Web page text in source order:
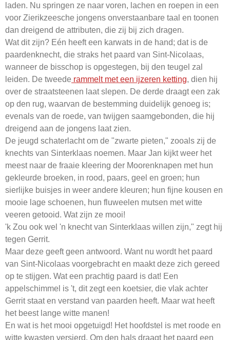
laden. Nu springen ze naar voren, lachen en roepen in een
voor Zierikzeesche jongens onverstaanbare taal en toonen
dan dreigend de attributen, die zij bij zich dragen.
Wat dit zijn? Eén heeft een karwats in de hand; dat is de
paardenknecht, die straks het paard van Sint-Nicolaas,
wanneer de bisschop is opgestegen, bij den teugel zal
leiden. De tweede rammelt met een ijzeren ketting, dien hij
over de straatsteenen laat slepen. De derde draagt een zak
op den rug, waarvan de bestemming duidelijk genoeg is;
evenals van de roede, van twijgen saamgebonden, die hij
dreigend aan de jongens laat zien.
De jeugd schaterlacht om de "zwarte pieten," zooals zij de
knechts van Sinterklaas noemen. Maar Jan kijkt weer het
meest naar de fraaie kleering der Moorenknapen met hun
gekleurde broeken, in rood, paars, geel en groen; hun
sierlijke buisjes in weer andere kleuren; hun fijne kousen en
mooie lage schoenen, hun fluweelen mutsen met witte
veeren getooid. Wat zijn ze mooi!
'k Zou ook wel 'n knecht van Sinterklaas willen zijn," zegt hij
tegen Gerrit.
Maar deze geeft geen antwoord. Want nu wordt het paard
van Sint-Nicolaas voorgebracht en maakt deze zich gereed
op te stijgen. Wat een prachtig paard is dat! Een
appelschimmel is 't, dit zegt een koetsier, die vlak achter
Gerrit staat en verstand van paarden heeft. Maar wat heeft
het beest lange witte manen!
En wat is het mooi opgetuigd! Het hoofdstel is met roode en
witte kwasten versierd. Om den hals draagt het paard een